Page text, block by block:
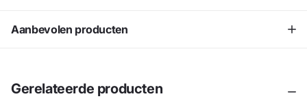
Aanbevolen producten
Gerelateerde producten